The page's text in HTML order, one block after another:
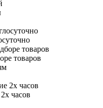
товаров
часов